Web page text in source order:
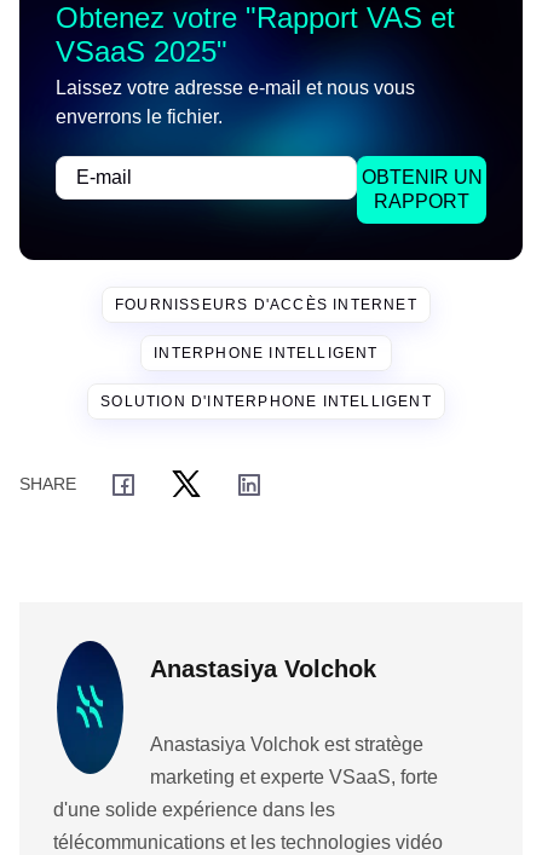
Obtenez votre "Rapport VAS et
VSaaS 2025"
Laissez votre adresse e-mail et nous vous
enverrons le fichier.
OBTENIR UN
RAPPORT
FOURNISSEURS D'ACCÈS INTERNET
INTERPHONE INTELLIGENT
SOLUTION D'INTERPHONE INTELLIGENT
Anastasiya Volchok
Anastasiya Volchok est stratège
marketing et experte VSaaS, forte
d'une solide expérience dans les
télécommunications et les technologies vidéo